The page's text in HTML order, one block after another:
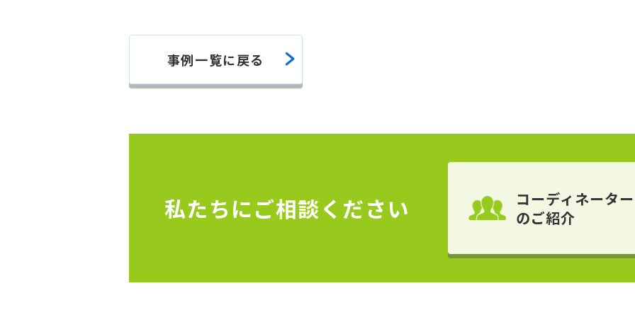
事例一覧に戻る
私たちにご相談ください
コーディネータ
のご紹介